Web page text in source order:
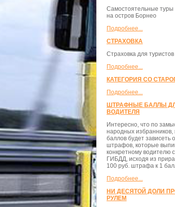
Самостоятельные
на остров Борнео
Подробнее...
СТРАХОВКА
Страховка для туристов
Подробнее...
КАТЕГОРИЯ СО
Подробнее...
ШТРАФНЫЕ БАЛЛЫ
ВОДИТЕЛЯ
Интересно, что по
народных избранников,
баллов будет зависеть
штрафов, которые
конкретному водителю
ГИБДД, исходя из
100 руб. штрафа к 1
Подробнее...
НИ ДЕСЯТОЙ ДОЛИ
РУЛЕМ